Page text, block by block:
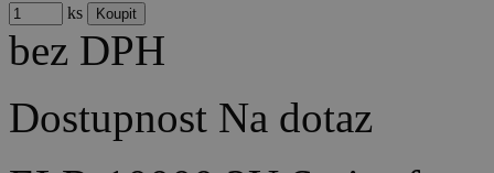
ks
bez DPH
Dostupnost Na dotaz